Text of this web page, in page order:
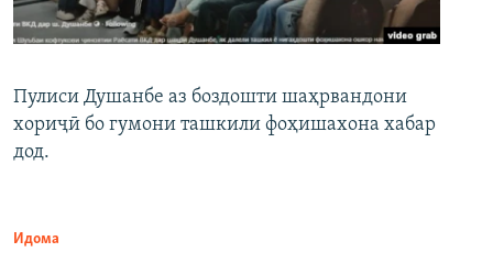
Пулиси Душанбе аз боздошти шаҳрвандони
хориҷӣ бо гумони ташкили фоҳишахона хабар
дод.
Идома